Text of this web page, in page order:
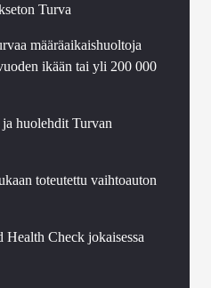
Turva
määräaikaishuoltoja
ikään tai yli 200 000
huolehdit Turvan
toteutettu vaihtoauton
Check jokaisessa